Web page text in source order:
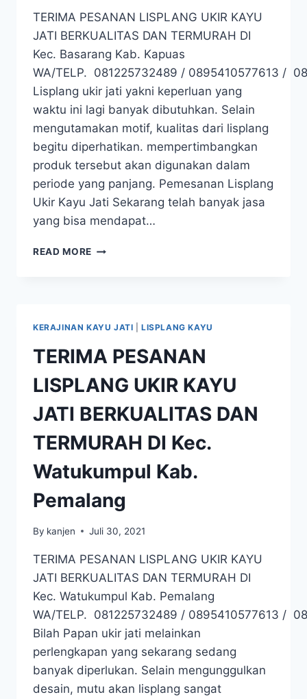
TERIMA PESANAN LISPLANG UKIR KAYU
JATI BERKUALITAS DAN TERMURAH DI
Kec. Basarang Kab. Kapuas
WA/TELP. 081225732489 / 0895410577613 /
Lisplang ukir jati yakni keperluan yang
waktu ini lagi banyak dibutuhkan. Selain
mengutamakan motif, kualitas dari lisplang
begitu diperhatikan. mempertimbangkan
produk tersebut akan digunakan dalam
periode yang panjang. Pemesanan Lisplang
Ukir Kayu Jati Sekarang telah banyak jasa
yang bisa mendapat…
READ MORE
KERAJINAN KAYU JATI |LISPLANG KAYU
TERIMA PESANAN
LISPLANG UKIR KAYU
JATI BERKUALITAS DAN
TERMURAH DI Kec.
Watukumpul Kab.
Pemalang
By kanjen Juli 30, 2021
TERIMA PESANAN LISPLANG UKIR KAYU
JATI BERKUALITAS DAN TERMURAH DI
Kec. Watukumpul Kab. Pemalang
WA/TELP. 081225732489 / 0895410577613 /
Bilah Papan ukir jati melainkan
perlengkapan yang sekarang sedang
banyak diperlukan. Selain mengunggulkan
desain, mutu akan lisplang sangat